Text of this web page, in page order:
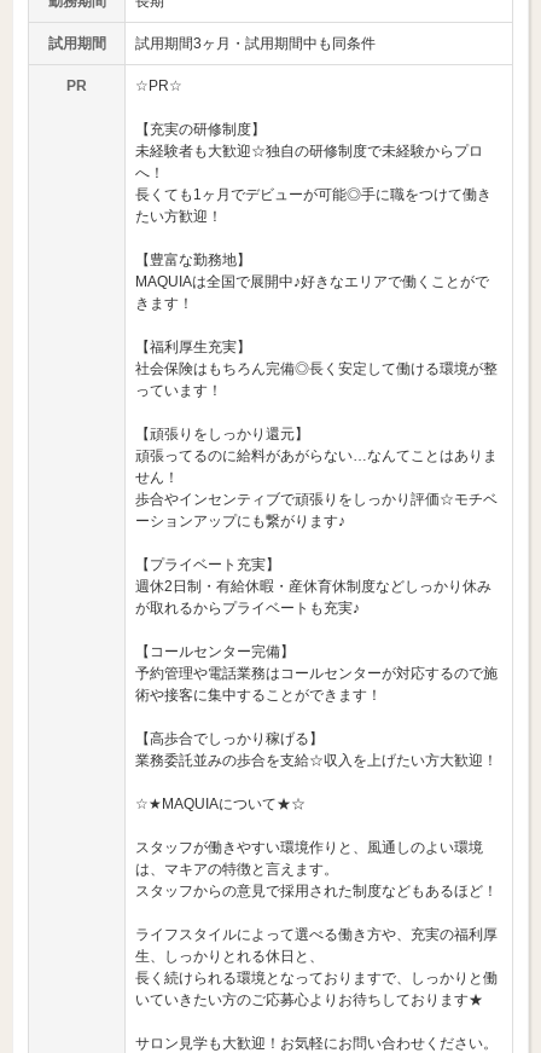
試用期間 試用期間3ヶ月・試用期間中も同条件
PR ☆PR☆
【充実の研修制度】
未経験者も大歓迎☆独自の研修制度で未経験からプロ
へ！
長くても1ヶ月でデビューが可能◎手に職をつけて働き
たい方歓迎！
【豊富な勤務地】
MAQUIAは全国で展開中♪好きなエリアで働くことがで
きます！
【福利厚生充実】
社会保険はもちろん完備◎長く安定して働ける環境が整
っています！
【頑張りをしっかり還元】
頑張ってるのに給料があがらない…なんてことはありま
せん！
歩合やインセンティブで頑張りをしっかり評価☆モチベ
ーションアップにも繋がります♪
【プライベート充実】
週休2日制・有給休暇・産休育休制度などしっかり休み
が取れるからプライベートも充実♪
【コールセンター完備】
予約管理や電話業務はコールセンターが対応するので施
術や接客に集中することができます！
【高歩合でしっかり稼げる】
業務委託並みの歩合を支給☆収入を上げたい方大歓迎！
☆★MAQUIAについて★☆
スタッフが働きやすい環境作りと、風通しのよい環境
は、マキアの特徴と言えます。
スタッフからの意見で採用された制度などもあるほど！
ライフスタイルによって選べる働き方や、充実の福利厚
生、しっかりとれる休日と、
長く続けられる環境となっておりますで、しっかりと働
いていきたい方のご応募心よりお待ちしております★
サロン見学も大歓迎！お気軽にお問い合わせください。